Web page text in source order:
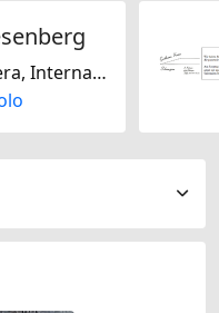
Stagionale, Svizzera, Internazionale, Regionale